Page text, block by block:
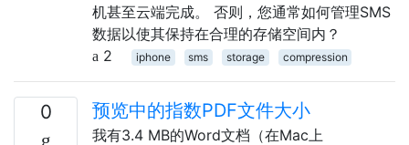
机甚至云端完成。 否则，您通常如何管理SMS
数据以使其保持在合理的存储空间内？
2
iphone sms storage compression
0 预览中的指数PDF文件大小
我有3.4 MB的Word文档（在Mac上